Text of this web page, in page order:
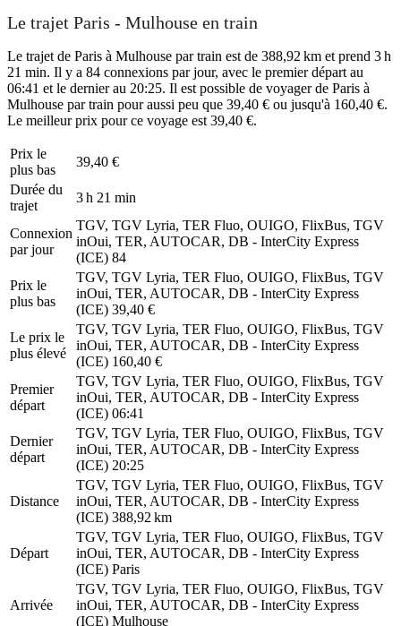
Le trajet Paris - Mulhouse en train
Le trajet de Paris à Mulhouse par train est de 388,92 km et prend 3 h
21 min. Il y a 84 connexions par jour, avec le premier départ au
06:41 et le dernier au 20:25. Il est possible de voyager de Paris à
Mulhouse par train pour aussi peu que 39,40 € ou jusqu'à 160,40 €.
Le meilleur prix pour ce voyage est 39,40 €.
Prix ​​le
plus bas
39,40 €
Durée du
trajet
3 h 21 min
Connexion
par jour
TGV, TGV Lyria, TER Fluo, OUIGO, FlixBus, TGV
inOui, TER, AUTOCAR, DB - InterCity Express
(ICE) 84
Prix ​​le
plus bas
TGV, TGV Lyria, TER Fluo, OUIGO, FlixBus, TGV
inOui, TER, AUTOCAR, DB - InterCity Express
(ICE) 39,40 €
Le prix le
plus élevé
TGV, TGV Lyria, TER Fluo, OUIGO, FlixBus, TGV
inOui, TER, AUTOCAR, DB - InterCity Express
(ICE) 160,40 €
Premier
départ
TGV, TGV Lyria, TER Fluo, OUIGO, FlixBus, TGV
inOui, TER, AUTOCAR, DB - InterCity Express
(ICE) 06:41
Dernier
départ
TGV, TGV Lyria, TER Fluo, OUIGO, FlixBus, TGV
inOui, TER, AUTOCAR, DB - InterCity Express
(ICE) 20:25
Distance
TGV, TGV Lyria, TER Fluo, OUIGO, FlixBus, TGV
inOui, TER, AUTOCAR, DB - InterCity Express
(ICE) 388,92 km
Départ
TGV, TGV Lyria, TER Fluo, OUIGO, FlixBus, TGV
inOui, TER, AUTOCAR, DB - InterCity Express
(ICE) Paris
Arrivée
TGV, TGV Lyria, TER Fluo, OUIGO, FlixBus, TGV
inOui, TER, AUTOCAR, DB - InterCity Express
(ICE) Mulhouse